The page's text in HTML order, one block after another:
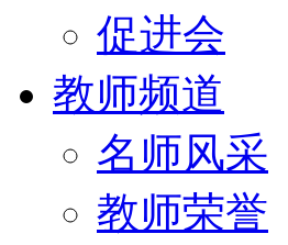
促进会
教师频道
名师风采
教师荣誉